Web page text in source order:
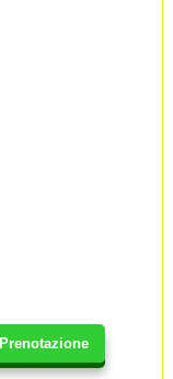
Prenotazione